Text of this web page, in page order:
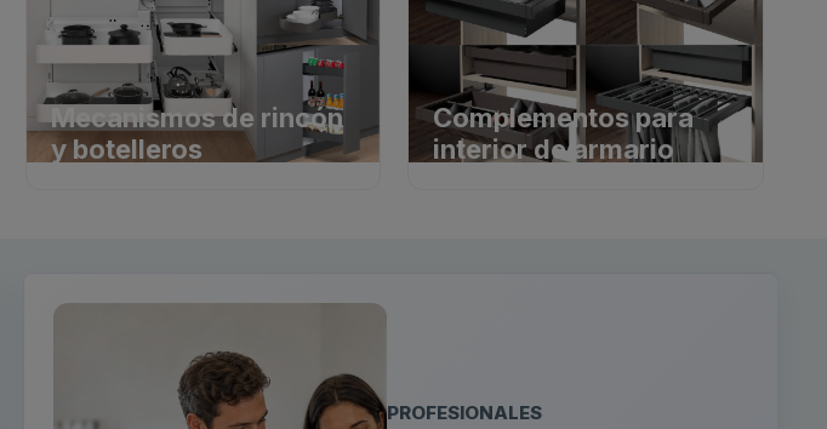
Mecanismos de rincón
y botelleros
Complementos para
interior de armario
PROFESIONALES